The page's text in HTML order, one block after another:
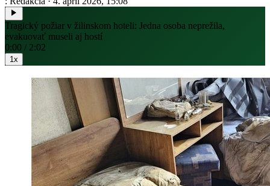
Tragický požiar v žilinskom hoteli: Jedna osoba neprežila,
evakuovať museli aj hostí
0:00 / 2:02
1x